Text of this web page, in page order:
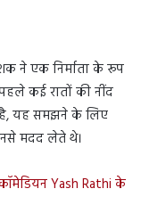
ने एक निर्माता के रूप
कई रातों की नींद
है, यह समझने के लिए
मदद लेते थे।
Yash Rathi के